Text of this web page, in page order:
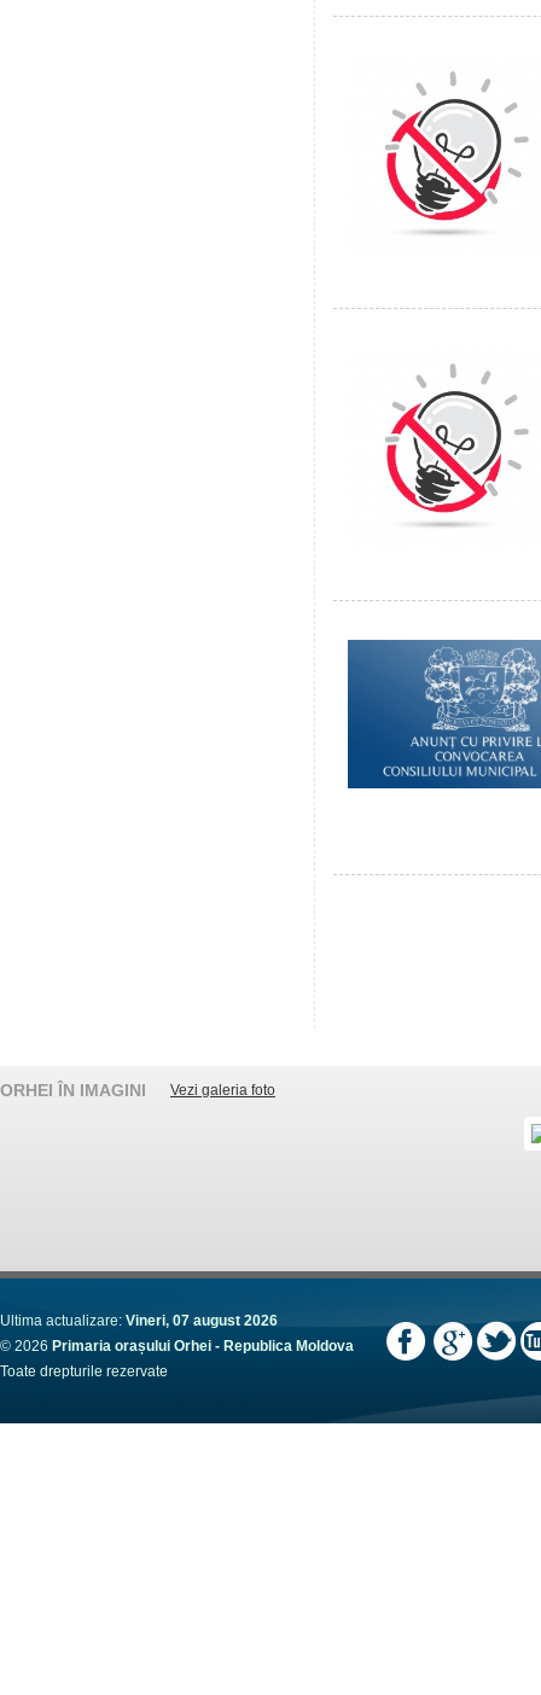
ORHEI ÎN IMAGINI Vezi galeria foto
Ultima actualizare: Vineri, 07 august 2026
© 2026 Primaria orașului Orhei - Republica Moldova
Toate drepturile rezervate